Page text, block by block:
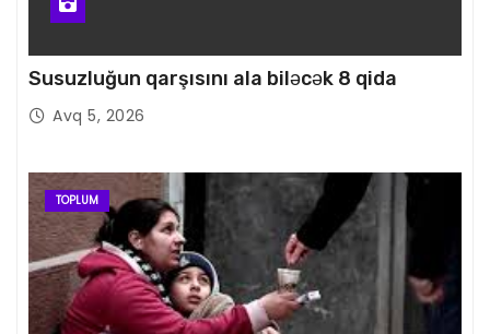
Susuzluğun qarşısını ala biləcək 8 qida
Avq 5, 2026
TOPLUM